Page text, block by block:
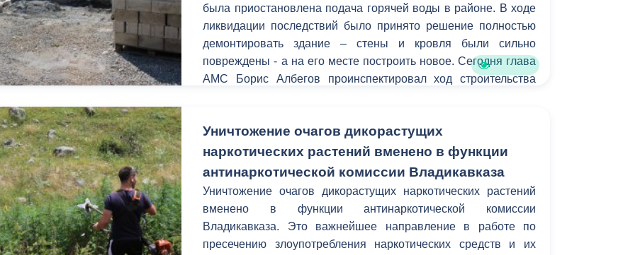
была приостановлена подача горячей воды в районе. В ходе
ликвидации последствий было принято решение полностью
демонтировать здание – стены и кровля были сильно
повреждены - а на его месте построить новое. Сегодня глава
АМС Борис Албегов проинспектировал ход строительства
Уничтожение очагов дикорастущих
наркотических растений вменено в функции
антинаркотической комиссии Владикавказа
Уничтожение очагов дикорастущих наркотических растений
вменено в функции антинаркотической комиссии
Владикавказа. Это важнейшее направление в работе по
пресечению злоупотребления наркотических средств и их